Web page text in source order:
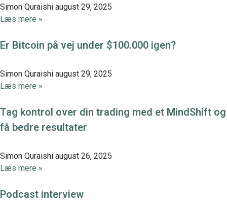
Simon Quraishi august 29, 2025
Læs mere »
Er Bitcoin på vej under $100.000 igen?
Simon Quraishi august 29, 2025
Læs mere »
Tag kontrol over din trading med et MindShift og
få bedre resultater
Simon Quraishi august 26, 2025
Læs mere »
Podcast interview